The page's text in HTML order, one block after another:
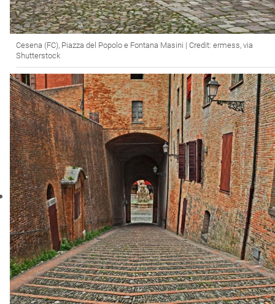
Cesena (FC), Piazza del Popolo e Fontana Masini | Credit: ermess, via
Shutterstock